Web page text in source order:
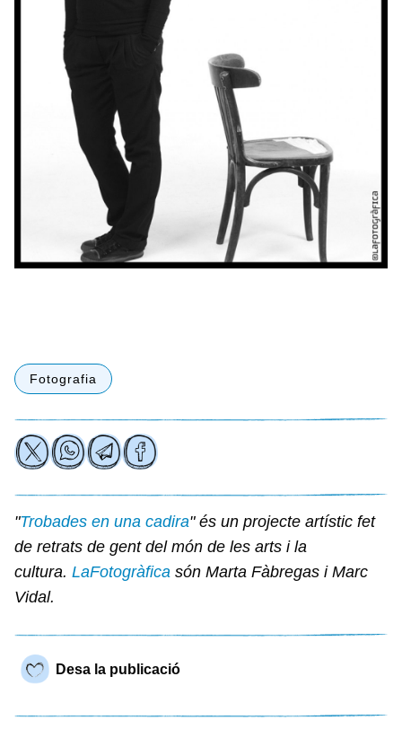
Fotografia
"Trobades en una cadira" és un projecte artístic fet
de retrats de gent del món de les arts i la
cultura. LaFotogràfica són Marta Fàbregas i Marc
Vidal.
Desa la publicació